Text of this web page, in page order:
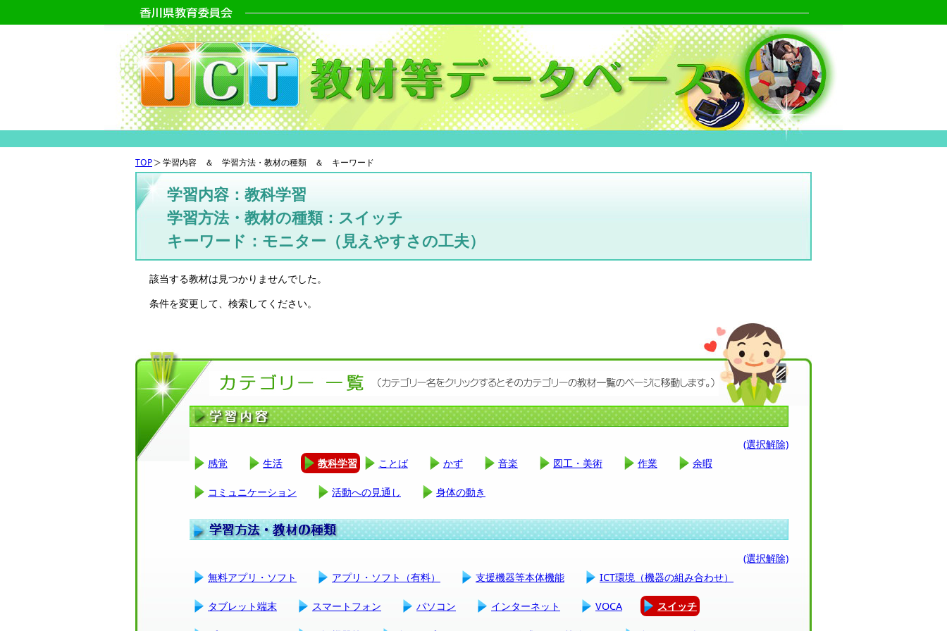
TOP 学習内容 ＆ 学習方法・教材の種類 ＆ キーワード
学習内容：教科学習
学習方法・教材の種類：スイッチ
キーワード：モニター（見えやすさの工夫）
該当する教材は見つかりませんでした。
条件を変更して、検索してください。
(選択解除)
感覚
生活 教科学習 ことば かず 音楽 図工・美術 作業 余暇
コミュニケーション 活動への見通し 身体の動き
(選択解除)
無料アプリ・ソフト
アプリ・ソフト（有料） 支援機器等本体機能 ICT環境（機器の組み合わせ）
タブレット端末 スマートフォン パソコン インターネット VOCA スイッチ